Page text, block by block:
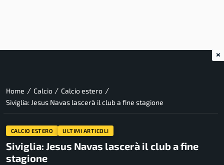
Home / Calcio / Calcio estero /
Siviglia: Jesus Navas lascerà il club a fine stagione
CALCIO ESTERO ULTIMI ARTICOLI
Siviglia: Jesus Navas lascerà il club a fine
stagione
×